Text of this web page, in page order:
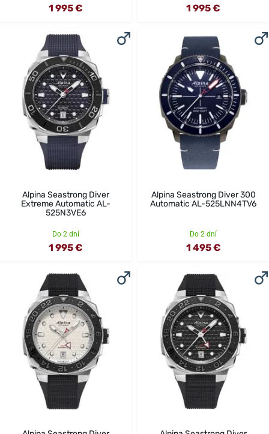
1 995 € 1 995 €
Alpina Seastrong Diver
Extreme Automatic AL-
525N3VE6
Do 2 dní
1 995 €
Alpina Seastrong Diver 300
Automatic AL-525LNN4TV6
Do 2 dní
1 495 €